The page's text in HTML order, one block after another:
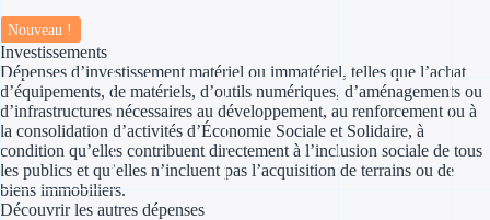
Prêts publics
Prêt
Prêt
Nouveau !
Investissements
Dépenses d’investissement matériel ou immatériel, telles que l’achat
d’équipements, de matériels, d’outils numériques, d’aménagements ou
d’infrastructures nécessaires au développement, au renforcement ou à
la consolidation d’activités d’Économie Sociale et Solidaire, à
condition qu’elles contribuent directement à l’inclusion sociale de tous
les publics et qu’elles n’incluent pas l’acquisition de terrains ou de
biens immobiliers.
Découvrir les autres dépenses